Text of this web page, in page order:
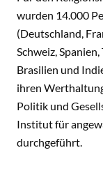
wurden 14.000
(Deutschland,
Schweiz,
Brasilien und
ihren
Politik und
Institut für
durchgeführt.